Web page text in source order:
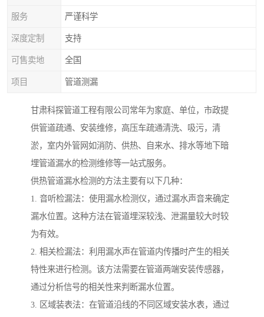
服务 严谨科学
深度定制 支持
可售卖地 全国
项目 管道测漏
甘肃科探管道工程有限公司常年为家庭、单位，市政提
供管道疏通、安装维修，高压车疏通清洗、吸污，清
淤，室内外管网如消防、供热、自来水、排水等地下暗
埋管道漏水的检测维修等一站式服务。
供热管道漏水检测的方法主要有以下几种：
1. 音听检漏法：使用漏水检测仪，通过漏水声音来确定
漏水位置。这种方法在管道埋深较浅、泄漏量较大时较
为有效。
2. 相关检漏法：利用漏水声在管道内传播时产生的相关
特性来进行检测。该方法需要在管道两端安装传感器，
通过分析信号的相关性来判断漏水位置。
3. 区域装表法：在管道沿线的不同区域安装水表，通过